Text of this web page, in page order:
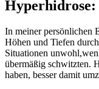
In meiner​ persönlichen
Höhen und‌ Tiefen
Situationen
übermäßig schwitzten.
haben, besser damit